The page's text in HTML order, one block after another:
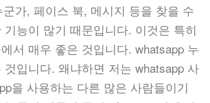
가, 페이스 북, 메시지 등을 찾을 수
능이 많기 때문입니다. 이것은 특히
서 매우 좋은 것입니다. whatsapp 누
입니다. 왜냐하면 저는 whatsapp 사
을 사용하는 다른 많은 사람들이기